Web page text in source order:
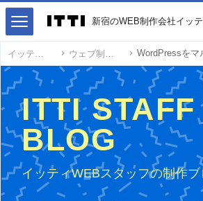
イッティ ウェブ制作
ITTI STAFF
BLOG
イッティWEBスタッフの制作
新宿のWEB制作会社イッ